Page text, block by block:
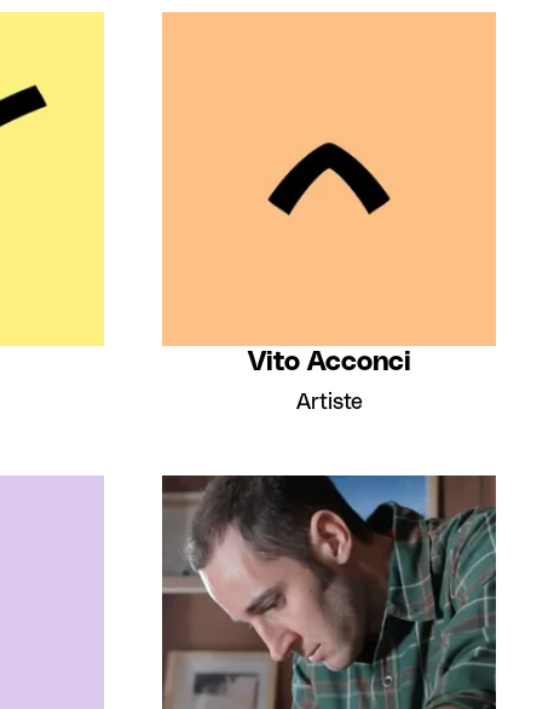
Vito Acconci
Artiste